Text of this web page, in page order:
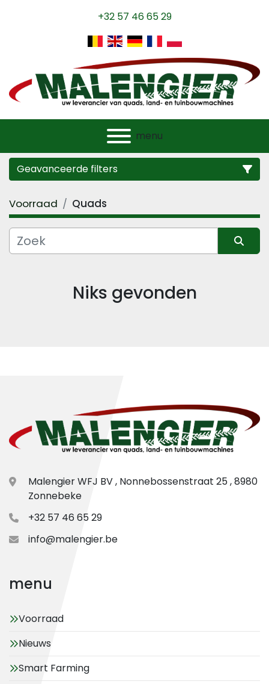
+32 57 46 65 29
menu
Geavanceerde filters
Categorie
Fabrikant
Voorraad Quads
Niks gevonden
Malengier WFJ BV , Nonnebossenstraat 25 , 8980
Zonnebeke
+32 57 46 65 29
info@malengier.be
menu
Voorraad
Nieuws
Smart Farming